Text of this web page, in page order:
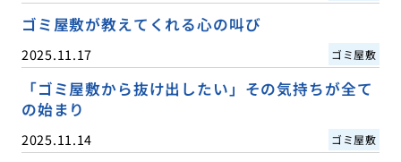
ゴミ屋敷が教えてくれる心の叫び
2025.11.17 ゴミ屋敷
「ゴミ屋敷から抜け出したい」その気持ちが全て
の始まり
2025.11.14 ゴミ屋敷